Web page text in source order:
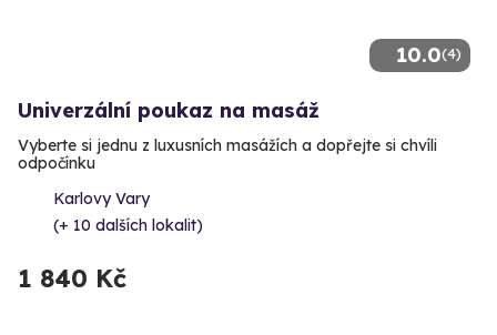
10.0(4)
Univerzální poukaz na masáž
Vyberte si jednu z luxusních masážích a dopřejte si chvíli
odpočínku
Karlovy Vary
(+ 10 dalších lokalit)
1 840 Kč